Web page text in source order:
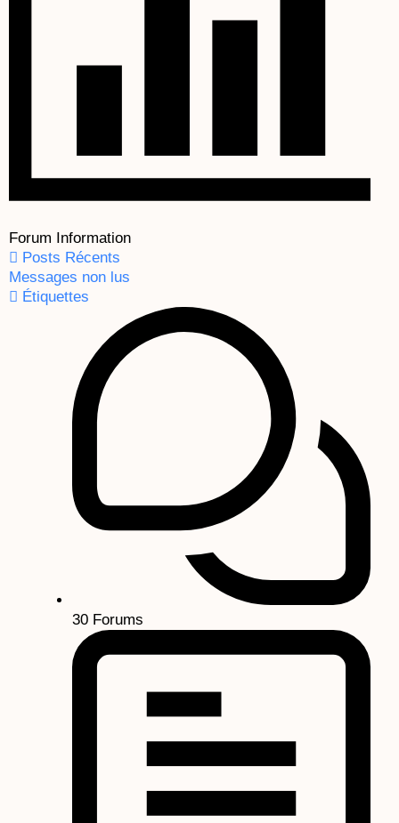
Forum Information
Posts Récents
Messages non lus
Étiquettes
30 Forums